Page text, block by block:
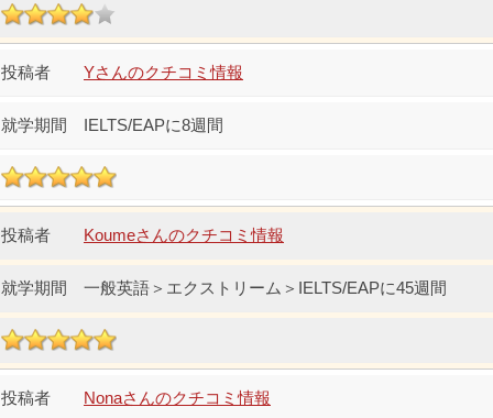
Yさんのクチコミ情報
IELTS/EAPに8週間
Koumeさんのクチコミ情報
一般英語＞エクストリーム＞IELTS/EAPに45週間
Nonaさんのクチコミ情報